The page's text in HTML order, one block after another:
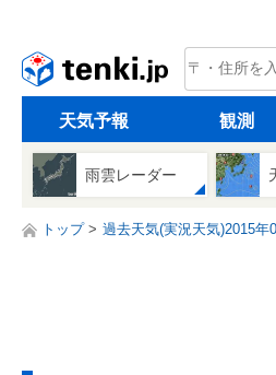
tenki.jp
天気予報 観測
雨雲レーダー
トップ 過去天気(実況天気)2015年